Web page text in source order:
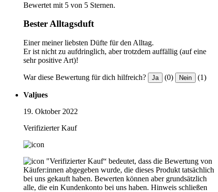
Bewertet mit 5 von 5 Sternen.
Bester Alltagsduft
Einer meiner liebsten Düfte für den Alltag.
Er ist nicht zu aufdringlich, aber trotzdem auffällig (auf eine
sehr positive Art)!
War diese Bewertung für dich hilfreich? Ja (0) Nein (1)
Valjues
19. Oktober 2022
Verifizierter Kauf
"Verifizierter Kauf“ bedeutet, dass die Bewertung von
Käufer:innen abgegeben wurde, die dieses Produkt tatsächlich
bei uns gekauft haben. Bewerten können aber grundsätzlich
alle, die ein Kundenkonto bei uns haben. Hinweis schließen